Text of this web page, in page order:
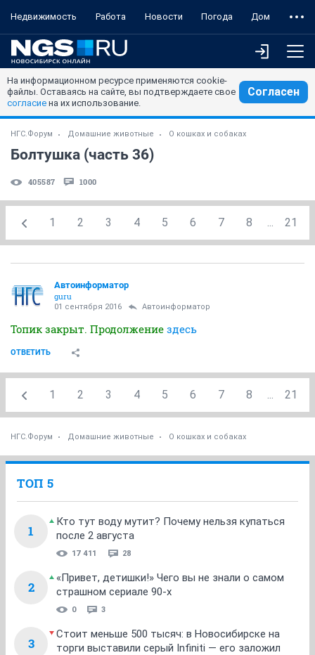
Недвижимость Работа Новости Погода Дом
На информационном ресурсе применяются cookie-
файлы. Оставаясь на сайте, вы подтверждаете свое
согласие на их использование.
Согласен
НГС.Форум Домашние животные О кошках и собаках
Болтушка (часть 36)
405587 1000
1 2 3 4 5 6 7 8 ... 21
Автоинформатор
guru
01 сентября 2016 Автоинформатор
Топик закрыт. Продолжение здесь
ОТВЕТИТЬ
1 2 3 4 5 6 7 8 ... 21
НГС.Форум Домашние животные О кошках и собаках
ТОП 5
1
Кто тут воду мутит? Почему нельзя купаться
после 2 августа
17 411 28
2
«Привет, детишки!» Чего вы не знали о самом
страшном сериале 90-х
0 3
3
Стоит меньше 500 тысяч: в Новосибирске на
торги выставили серый Infiniti — его заложил